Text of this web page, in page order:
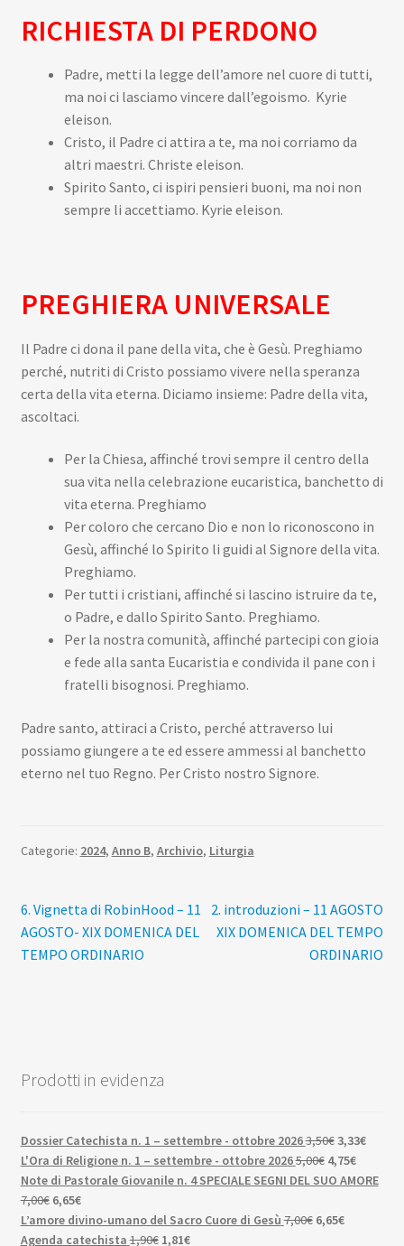
RICHIESTA DI PERDONO
Padre, metti la legge dell’amore nel cuore di tutti,
ma noi ci lasciamo vincere dall’egoismo. Kyrie
eleison.
Cristo, il Padre ci attira a te, ma noi corriamo da
altri maestri. Christe eleison.
Spirito Santo, ci ispiri pensieri buoni, ma noi non
sempre li accettiamo. Kyrie eleison.
PREGHIERA UNIVERSALE
Il Padre ci dona il pane della vita, che è Gesù. Preghiamo
perché, nutriti di Cristo possiamo vivere nella speranza
certa della vita eterna. Diciamo insieme: Padre della vita,
ascoltaci.
Per la Chiesa, affinché trovi sempre il centro della
sua vita nella celebrazione eucaristica, banchetto di
vita eterna. Preghiamo
Per coloro che cercano Dio e non lo riconoscono in
Gesù, affinché lo Spirito li guidi al Signore della vita.
Preghiamo.
Per tutti i cristiani, affinché si lascino istruire da te,
o Padre, e dallo Spirito Santo. Preghiamo.
Per la nostra comunità, affinché partecipi con gioia
e fede alla santa Eucaristia e condivida il pane con i
fratelli bisognosi. Preghiamo.
Padre santo, attiraci a Cristo, perché attraverso lui
possiamo giungere a te ed essere ammessi al banchetto
eterno nel tuo Regno. Per Cristo nostro Signore.
Categorie: 2024, Anno B, Archivio, Liturgia
Navigazione
articoli
Articolo
precedente:
6. Vignetta di RobinHood – 11
AGOSTO- XIX DOMENICA DEL
TEMPO ORDINARIO
Articolo
successivo:
2. introduzioni – 11 AGOSTO
XIX DOMENICA DEL TEMPO
ORDINARIO
Prodotti in evidenza
Dossier Catechista n. 1 – settembre - ottobre 20263,50€ Il
prezzo
originale
3,50€.
3,33€Il
attuale
L'Ora di Religione n. 1 – settembre - ottobre 20265,00€ Il
prezzo
era:
4,75€Il
prezzo
Note di Pastorale Giovanile n. 4 SPECIALE SEGNI DEL SUO AMORE
7,00€ Il
prezzo
originale
6,65€Il
prezzo
attuale
L’amore divino-umano del Sacro Cuore di Gesù 7,00€ Il6,65€Il
Agenda catechista 1,90€ Il1,81€Il